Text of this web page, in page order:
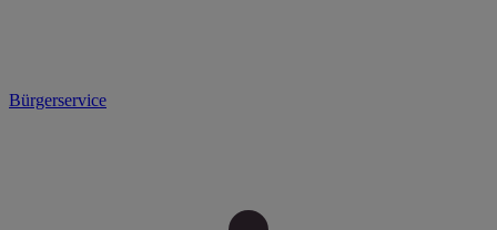
Bürgerservice